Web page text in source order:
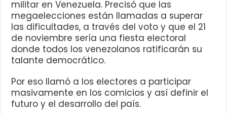
militar en Venezuela. Precisó que las
megaelecciones están llamadas a superar
las dificultades, a través del voto y que el 21
de noviembre sería una fiesta electoral
donde todos los venezolanos ratificarán su
talante democrático.
Por eso llamó a los electores a participar
masivamente en los comicios y así definir el
futuro y el desarrollo del país.